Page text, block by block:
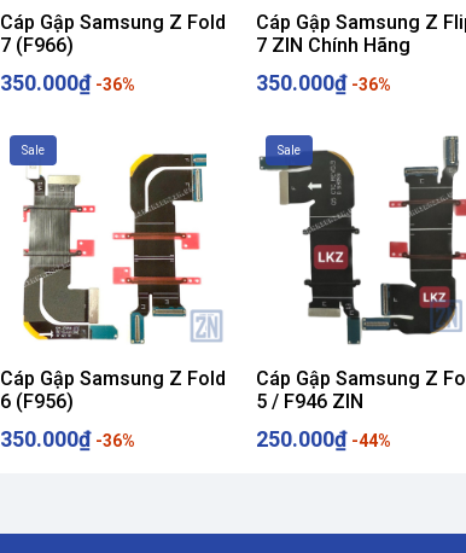
Cáp Gập Samsung Z Fold
7 (F966)
350.000₫ -36%
Cáp Gập Samsung Z
7 ZIN Chính Hãng
350.000₫ -36%
Sale
Cáp Gập Samsung Z Fold
6 (F956)
350.000₫ -36%
Sale
Cáp Gập Samsung Z
5 / F946 ZIN
250.000₫ -44%